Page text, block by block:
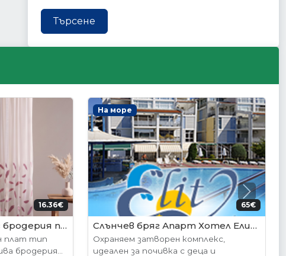
Търсене
178.95€ (350лв.)
в следните
Интериорни врати
204.52€ (400лв.)
VP-01S Hepo
Вратите се предлагат в следните
размери: 87х204см. 77х204см...
Next